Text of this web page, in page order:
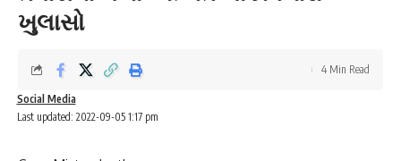
ખુલાસો
Last updated: 2022-09-05 1:17 pm
Social Media
4 Min Read